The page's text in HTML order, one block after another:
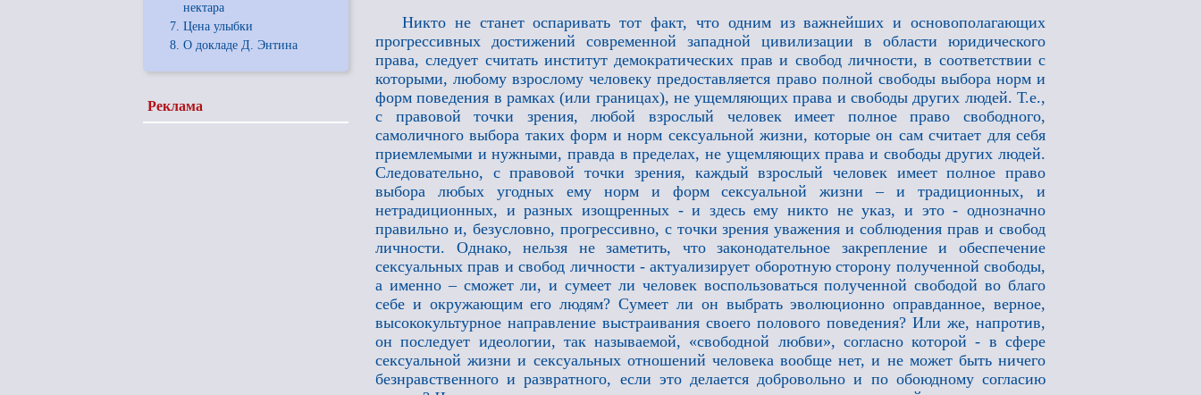
нектара
Цена улыбки
О докладе Д. Энтина
Реклама
Никто не станет оспаривать тот факт, что одним из важнейших и основополагающих
прогрессивных достижений современной западной цивилизации в области юридического
права, следует считать институт демократических прав и свобод личности, в соответствии с
которыми, любому взрослому человеку предоставляется право полной свободы выбора норм и
форм поведения в рамках (или границах), не ущемляющих права и свободы других людей. Т.е.,
с правовой точки зрения, любой взрослый человек имеет полное право свободного,
самоличного выбора таких форм и норм сексуальной жизни, которые он сам считает для себя
приемлемыми и нужными, правда в пределах, не ущемляющих права и свободы других людей.
Следовательно, с правовой точки зрения, каждый взрослый человек имеет полное право
выбора любых угодных ему норм и форм сексуальной жизни – и традиционных, и
нетрадиционных, и разных изощренных - и здесь ему никто не указ, и это - однозначно
правильно и, безусловно, прогрессивно, с точки зрения уважения и соблюдения прав и свобод
личности. Однако, нельзя не заметить, что законодательное закрепление и обеспечение
сексуальных прав и свобод личности - актуализирует оборотную сторону полученной свободы,
а именно – сможет ли, и сумеет ли человек воспользоваться полученной свободой во благо
себе и окружающим его людям? Сумеет ли он выбрать эволюционно оправданное, верное,
высококультурное направление выстраивания своего полового поведения? Или же, напротив,
он последует идеологии, так называемой, «свободной любви», согласно которой - в сфере
сексуальной жизни и сексуальных отношений человека вообще нет, и не может быть ничего
безнравственного и развратного, если это делается добровольно и по обоюдному согласию